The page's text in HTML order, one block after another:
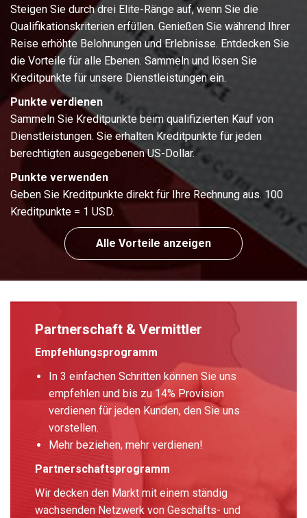
Steigen Sie durch drei Elite-Ränge auf, wenn Sie die
Qualifikationskriterien erfüllen. Genießen Sie während Ihrer
Reise erhöhte Belohnungen und Erlebnisse. Entdecken Sie
die Vorteile für alle Ebenen. Sammeln und lösen Sie
Kreditpunkte für unsere Dienstleistungen ein.
Punkte verdienen
Sammeln Sie Kreditpunkte beim qualifizierten Kauf von
Dienstleistungen. Sie erhalten Kreditpunkte für jeden
berechtigten ausgegebenen US-Dollar.
Punkte verwenden
Geben Sie Kreditpunkte direkt für Ihre Rechnung aus. 100
Kreditpunkte = 1 USD.
Alle Vorteile anzeigen
Partnerschaft & Vermittler
Empfehlungsprogramm
In 3 einfachen Schritten können Sie uns
empfehlen und bis zu 14% Provision
verdienen für jeden Kunden, den Sie uns
vorstellen.
Mehr beziehen, mehr verdienen!
Partnerschaftsprogramm
Wir decken den Markt mit einem ständig
wachsenden Netzwerk von Geschäfts- und